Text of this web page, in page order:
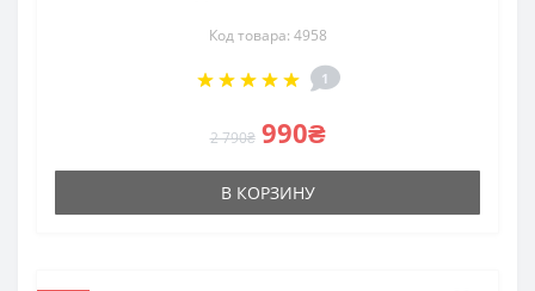
Код товара: 4958
1
2 790₴ 990₴
В КОРЗИНУ